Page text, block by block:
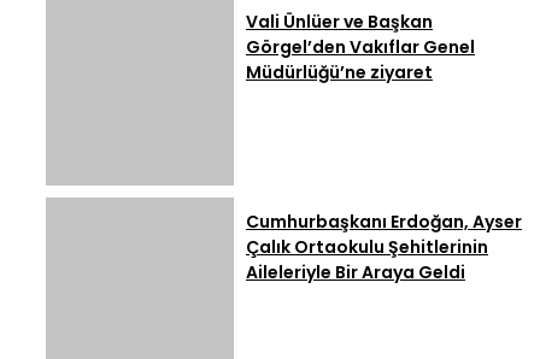
Vali Ünlüer ve Başkan
Görgel’den Vakıflar Genel
Müdürlüğü’ne ziyaret
Cumhurbaşkanı Erdoğan, Ayser
Çalık Ortaokulu Şehitlerinin
Aileleriyle Bir Araya Geldi